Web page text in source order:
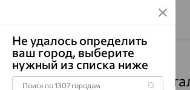
Главная Магазины
Ювелирный дом
Не удалось определить
ваш город, выберите
нужный из списка ниже